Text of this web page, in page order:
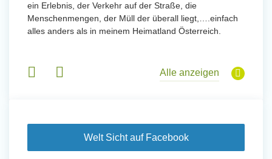
ein Erlebnis, der Verkehr auf der Straße, die
Menschenmengen, der Müll der überall liegt,….einfach
alles anders als in meinem Heimatland Österreich.
Alle anzeigen
Welt Sicht auf Facebook